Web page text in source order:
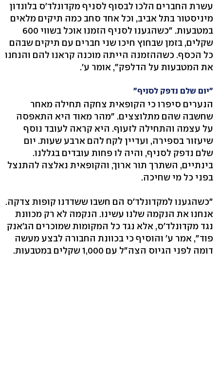
עשרת החברים הלכו לבסוף לסניף מקדונלד'ס בלונדון
מיניסטור בתל אביב, וכל אחד סחב כמה תיקים מלאים
במטבעות. "כשהגענו לסניף הזמנו אוכל בשווי 600
שקלים, בזמן שבחוץ חיכו שני חברים עם תיקים שבהם
כל הכסף. כשההזמנה הייתה מוכנה קראנו להם והנחנו
את המטבעות על הדלפק", אומר ע'.
"יום שלם נדפק לסניף"
הנערים סיפרו כי הקופאית צחקה תחילה מאחר
שחשבה שהם מתלוצצים. "מהר מאוד היא התאפסה
על עצמה והתחילה לזעוף. היא קראה לעובד נוסף
שיעזור בספירה, ועדיין לקח להם ארבע שעות. יום
שלם נדפק לסניף, והיה לו פחות עובדים בגללנו.
בינתיים, השתרך תור ארוך, והקופאית נאלצה להתנצל
בפני כל מי שחיכה.
"כשהגענו למקדונלד'ס הם חשבו ששדדנו קופות צדקה.
אנחנו את הנקמה שלנו עשינו. הנקמה לא רק מכוונת
נגד מקדונלד'ס, אלא נגד כל המקומות שמוכרים הג'אנק
פוד", אמר ע' והוסיף כי בכוונת החבורה לבצע מעשה
דומה לפני הגיוס הצה"ל עם 1,000 שקלים במטבעות.